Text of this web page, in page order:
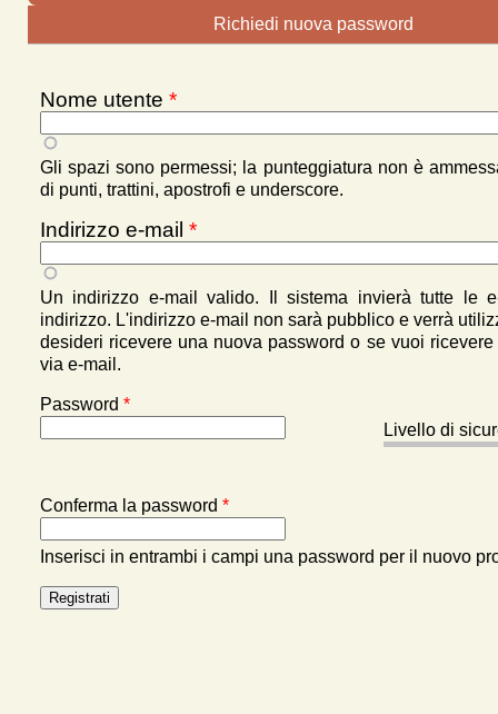
Richiedi nuova password
Nome utente *
Gli spazi sono permessi; la punteggiatura non è
di punti, trattini, apostrofi e underscore.
Indirizzo e-mail *
Un indirizzo e-mail valido. Il sistema invierà tutte le
indirizzo. L'indirizzo e-mail non sarà pubblico e verrà
desideri ricevere una nuova password o se vuoi
via e-mail.
Livello di
Password *
Conferma la password *
Inserisci in entrambi i campi una password per il nuovo